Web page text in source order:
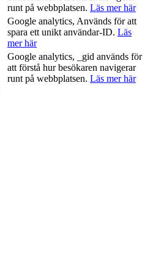
runt på webbplatsen. Läs mer här
Google analytics, Används för att
spara ett unikt användar-ID. Läs
mer här
Google analytics, _gid används för
att förstå hur besökaren navigerar
runt på webbplatsen. Läs mer här